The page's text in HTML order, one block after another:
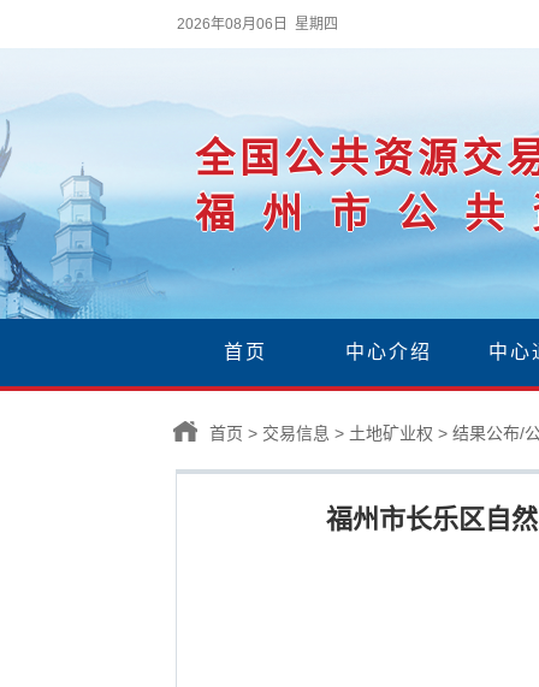
2026年08月06日 星期四
全国公共资源交
福州市公
首页 中心介绍 中心
首页 > 交易信息 > 土地矿业权 > 结果公布/
福州市长乐区自